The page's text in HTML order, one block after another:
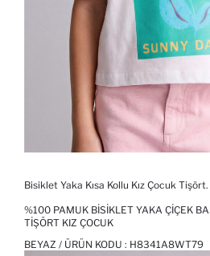
Bisiklet Yaka Kısa Kollu Kız Çocuk Tişört.
%100 PAMUK BISIKLET YAKA ÇIÇEK
TIŞÖRT KIZ ÇOCUK
BEYAZ / ÜRÜN KODU : H8341A8WT79